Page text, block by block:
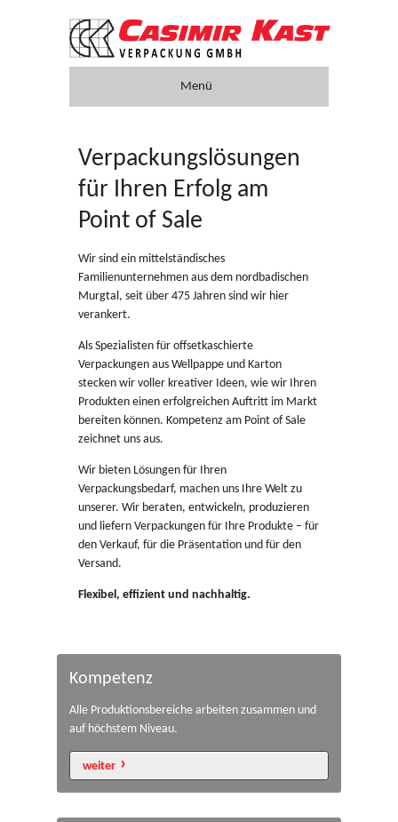
Menü
Unternehmen
Nachhaltigkeit
Anfahrt
Kontakt
Verpackungslösungen
für Ihren Erfolg am
Point of Sale
Wir sind ein mittelständisches
Familienunternehmen aus dem nordbadischen
Murgtal, seit über 475 Jahren sind wir hier
verankert.
Als Spezialisten für offsetkaschierte
Verpackungen aus Wellpappe und Karton
stecken wir voller kreativer Ideen, wie wir Ihren
Produkten einen erfolgreichen Auftritt im Markt
bereiten können. Kompetenz am Point of Sale
zeichnet uns aus.
Wir bieten Lösungen für Ihren
Verpackungsbedarf, machen uns Ihre Welt zu
unserer. Wir beraten, entwickeln, produzieren
und liefern Verpackungen für Ihre Produkte – für
den Verkauf, für die Präsentation und für den
Versand.
Flexibel, effizient und nachhaltig.
Kompetenz
Alle Produktionsbereiche arbeiten zusammen und
auf höchstem Niveau.
weiter